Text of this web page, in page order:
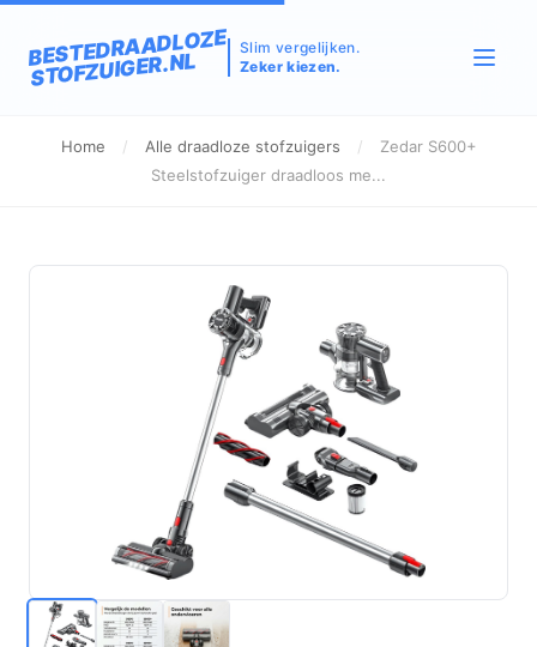
BESTEDRAADLOZE
STOFZUIGER.NL
Slim vergelijken.
Zeker kiezen.
Home / Alle draadloze stofzuigers /
Zedar S600+
Steelstofzuiger draadloos me...